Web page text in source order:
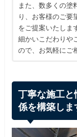
また、数多くの塗
り、お客様のご要
をご提案いたしま
細かいこだわりや
ので、お気軽にご
丁寧な施工と
係を構築しま